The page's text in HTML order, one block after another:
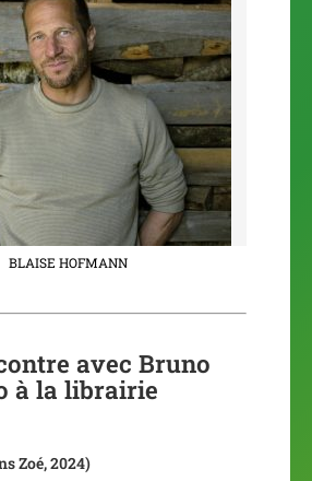
BLAISE HOFMANN
avec Bruno
à la librairie
Zoé, 2024)